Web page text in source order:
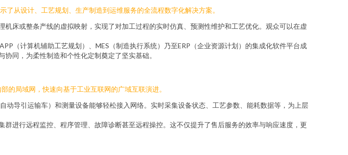
从设计、工艺规划、生产制造到运维服务的全流程数字化解决方案。
机床或整条产线的虚拟映射，实现了对加工过程的实时仿真、预测性维护和工艺优化。观众可以在虚
（计算机辅助工艺规划）、MES（制造执行系统）乃至ERP（企业资源计划）的集成化软件平台成
同，为柔性制造和个性化定制奠定了坚实基础。
的局域网，快速向基于工业互联网的广域互联演进。
动导引运输车）和测量设备能够轻松接入网络。实时采集设备状态、工艺参数、能耗数据等，为上层
群进行远程监控、程序管理、故障诊断甚至远程操控。这不仅提升了售后服务的效率与响应速度，更